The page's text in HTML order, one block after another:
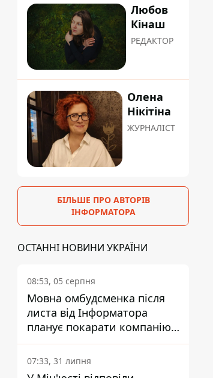
Любов
Кінаш
РЕДАКТОР
Олена
Нікітіна
ЖУРНАЛІСТ
БІЛЬШЕ ПРО АВТОРІВ
ІНФОРМАТОРА
ОСТАННІ НОВИНИ УКРАЇНИ
08:53, 05 серпня
Мовна омбудсменка після
листа від Інформатора
планує покарати компанію-
підрядника ПриватБанку
07:33, 31 липня